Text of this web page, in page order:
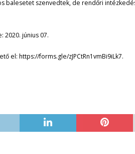
balesetet szenvedtek, de rendőri
2020. június 07.
el: https://forms.gle/zJPCtRn1vmBi9iLk7.